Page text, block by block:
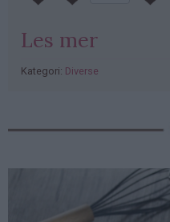
Les mer
Kategori: Diverse